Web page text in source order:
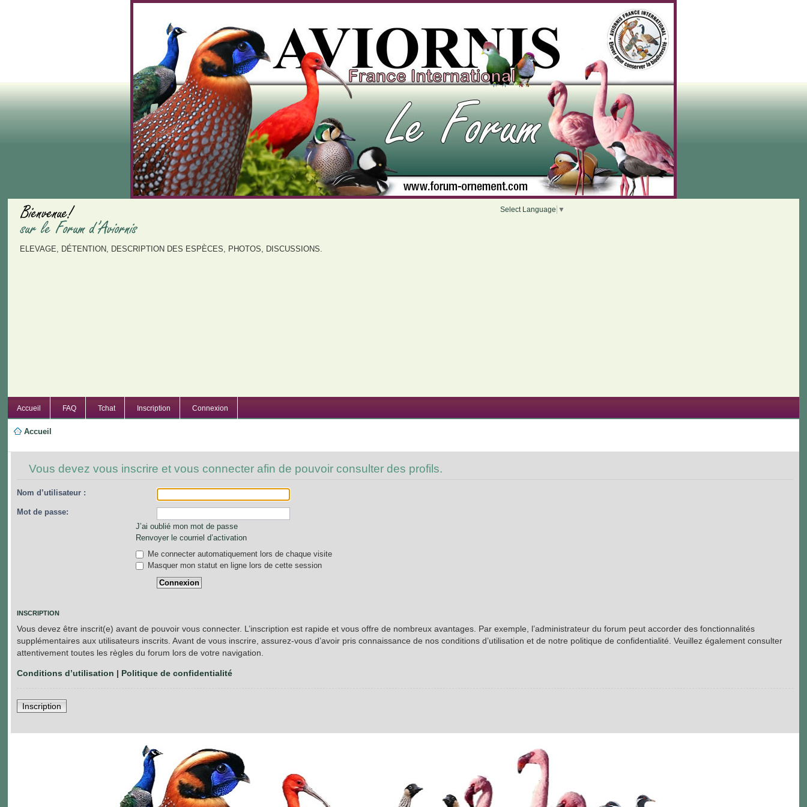
Select Language ▼
ELEVAGE, DÉTENTION, DESCRIPTION DES ESPÈCES, PHOTOS, DISCUSSIONS.
Accueil FAQ Tchat Inscription Connexion
Accueil
Vous devez vous inscrire et vous connecter afin de pouvoir consulter des profils.
Nom d’utilisateur :
Mot de passe:
J’ai oublié mon mot de passe
Renvoyer le courriel d’activation
Me connecter automatiquement lors de chaque visite
Masquer mon statut en ligne lors de cette session
INSCRIPTION
Vous devez être inscrit(e) avant de pouvoir vous connecter. L’inscription est rapide et vous offre de nombreux avantages. Par exemple, l’administrateur du forum peut accorder des fonctionnalités
supplémentaires aux utilisateurs inscrits. Avant de vous inscrire, assurez-vous d’avoir pris connaissance de nos conditions d’utilisation et de notre politique de confidentialité. Veuillez également consulter
attentivement toutes les règles du forum lors de votre navigation.
Conditions d’utilisation | Politique de confidentialité
Inscription